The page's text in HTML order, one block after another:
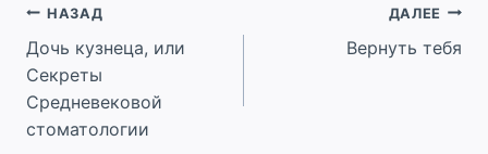
Навигация
по
записям
НАЗАД
Дочь кузнеца, или
Секреты
Средневековой
стоматологии
ДАЛЕЕ
Вернуть тебя